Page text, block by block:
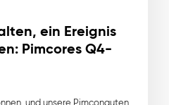
ein Ereignis
Pimcores Q4-
und unsere Pimconauten